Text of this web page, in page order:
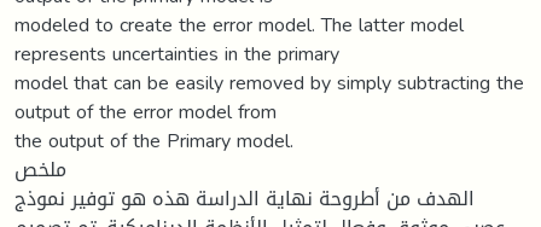
modeled to create the error model. The latter model
represents uncertainties in the primary
model that can be easily removed by simply subtracting the
output of the error model from
the output of the Primary model.
ملخص
الهدف من أطروحة نهاية الدراسة هذه هو توفير نموذج